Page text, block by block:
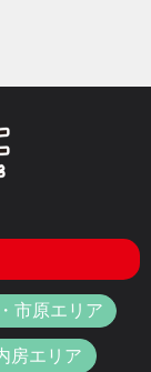
市原エリア
房エリア